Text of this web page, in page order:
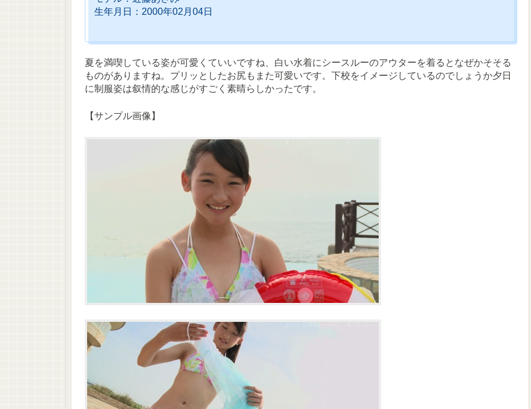
生年月日：2000年02月04日
夏を満喫している姿が可愛くていいですね、白い水着にシースルーのアウターを着るとなぜかそそる
ものがありますね。プリッとしたお尻もまた可愛いです。下校をイメージしているのでしょうか夕日
に制服姿は叙情的な感じがすごく素晴らしかったです。
【サンプル画像】